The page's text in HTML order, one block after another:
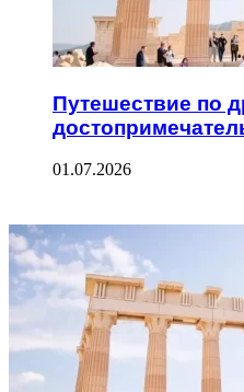
Путешествие по
01.07.2026